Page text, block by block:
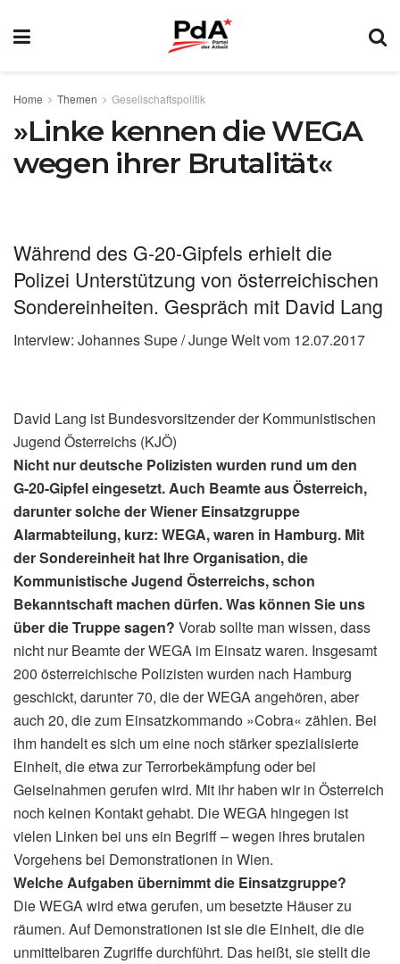
Home Themen Gesellschaftspolitik
»Linke kennen die WEGA
wegen ihrer Brutalität«
Während des G‑20-Gipfels erhielt die
Polizei Unterstützung von österreichischen
Sondereinheiten. Gespräch mit David Lang
Interview: Johannes Supe / Junge Welt vom 12.07.2017
David Lang ist Bundesvorsitzender der Kommunistischen
Jugend Österreichs (KJÖ)
Nicht nur deutsche Polizisten wurden rund um den
G‑20-Gipfel eingesetzt. Auch Beamte aus Österreich,
darunter solche der Wiener Einsatzgruppe
Alarmabteilung, kurz: WEGA, waren in Hamburg. Mit
der Sondereinheit hat Ihre Organisation, die
Kommunistische Jugend Österreichs, schon
Bekanntschaft machen dürfen. Was können Sie uns
über die Truppe sagen? Vorab sollte man wissen, dass
nicht nur Beamte der WEGA im Einsatz waren. Insgesamt
200 österreichische Polizisten wurden nach Hamburg
geschickt, darunter 70, die der WEGA angehören, aber
auch 20, die zum Einsatzkommando »Cobra« zählen. Bei
ihm handelt es sich um eine noch stärker spezialisierte
Einheit, die etwa zur Terrorbekämpfung oder bei
Geiselnahmen gerufen wird. Mit ihr haben wir in Österreich
noch keinen Kontakt gehabt. Die WEGA hingegen ist
vielen Linken bei uns ein Begriff – wegen ihres brutalen
Vorgehens bei Demonstrationen in Wien.
Welche Aufgaben übernimmt die Einsatzgruppe?
Die WEGA wird etwa gerufen, um besetzte Häuser zu
räumen. Auf Demonstrationen ist sie die Einheit, die die
unmittelbaren Zugriffe durchführt. Das heißt, sie stellt die